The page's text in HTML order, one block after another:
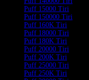
Puff 15000 Tiri
Puff 150000 Tiri
Puff 160K Tiri
Puff 18000 Tiri
Puff 180K Tiri
Puff 20000 Tiri
Puff 200K Tiri
Puff 25000 Tiri
Puff 250K Tiri